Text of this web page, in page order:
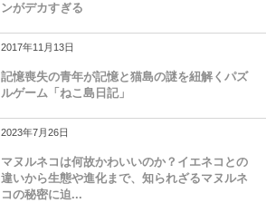
ンがデカすぎる
2017年11月13日
記憶喪失の青年が記憶と猫島の謎を紐解くパズ
ルゲーム「ねこ島日記」
2023年7月26日
マヌルネコは何故かわいいのか？イエネコとの
違いから生態や進化まで、知られざるマヌルネ
コの秘密に迫...